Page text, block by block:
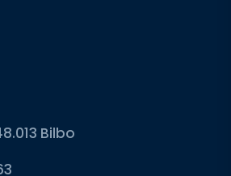
Bilbo